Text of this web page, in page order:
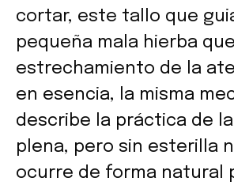
cortar, este tallo que
pequeña mala hierba
estrechamiento de la
en esencia, la misma
describe la práctica de
plena, pero sin esterilla
ocurre de forma natural